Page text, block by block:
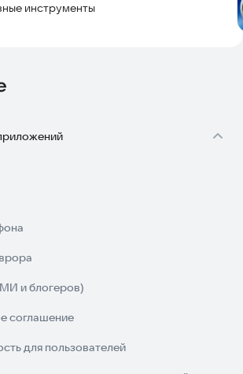
инструменты
и блогеров)
соглашение
для пользователей